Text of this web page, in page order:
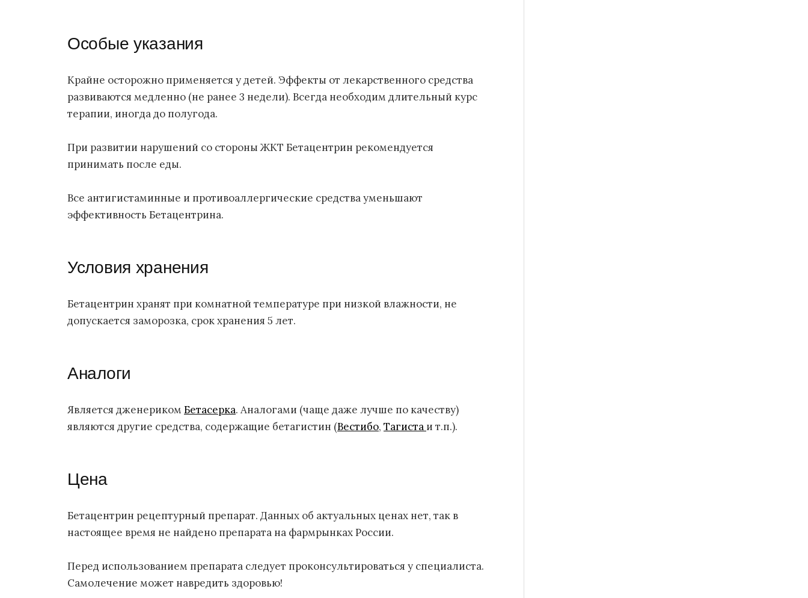
Особые указания
Крайне осторожно применяется у детей. Эффекты от лекарственного средства
развиваются медленно (не ранее 3 недели). Всегда необходим длительный курс
терапии, иногда до полугода.
При развитии нарушений со стороны ЖКТ Бетацентрин рекомендуется
принимать после еды.
Все антигистаминные и противоаллергические средства уменьшают
эффективность Бетацентрина.
Условия хранения
Бетацентрин хранят при комнатной температуре при низкой влажности, не
допускается заморозка, срок хранения 5 лет.
Аналоги
Является дженериком Бетасерка. Аналогами (чаще даже лучше по качеству)
являются другие средства, содержащие бетагистин (Вестибо, Тагиста и т.п.).
Цена
Бетацентрин рецептурный препарат. Данных об актуальных ценах нет, так в
настоящее время не найдено препарата на фармрынках России.
Перед использованием препарата следует проконсультироваться у специалиста.
Самолечение может навредить здоровью!